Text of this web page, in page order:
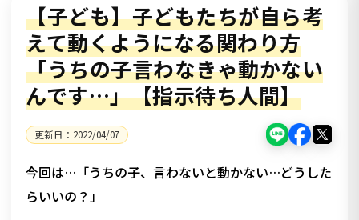
【子ども】子どもたちが自ら考
えて動くようになる関わり方
「うちの子言わなきゃ動かない
んです…」【指示待ち人間】
更新日： 2022/04/07
今回は…「うちの子、言わないと動かない…どうした
らいいの？」